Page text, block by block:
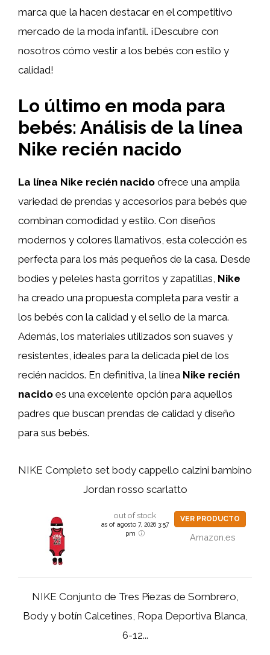
marca que la hacen destacar en el competitivo
mercado de la moda infantil. ¡Descubre con
nosotros cómo vestir a los bebés con estilo y
calidad!
Lo último en moda para
bebés: Análisis de la línea
Nike recién nacido
La línea Nike recién nacido ofrece una amplia
variedad de prendas y accesorios para bebés que
combinan comodidad y estilo. Con diseños
modernos y colores llamativos, esta colección es
perfecta para los más pequeños de la casa. Desde
bodies y peleles hasta gorritos y zapatillas, Nike
ha creado una propuesta completa para vestir a
los bebés con la calidad y el sello de la marca.
Además, los materiales utilizados son suaves y
resistentes, ideales para la delicada piel de los
recién nacidos. En definitiva, la línea Nike recién
nacido es una excelente opción para aquellos
padres que buscan prendas de calidad y diseño
para sus bebés.
NIKE Completo set body cappello calzini bambino
Jordan rosso scarlatto
out of stock
as of agosto 7, 2026 3:57
pm
VER PRODUCTO
Amazon.es
NIKE Conjunto de Tres Piezas de Sombrero,
Body y botín Calcetines, Ropa Deportiva Blanca,
6-12...